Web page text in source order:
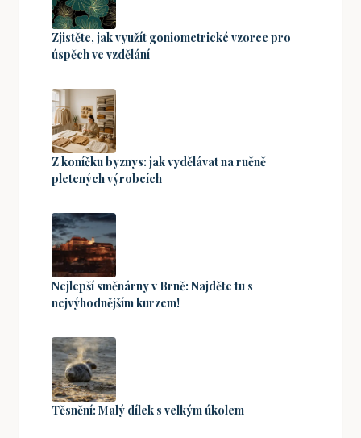
Zjistěte, jak využít goniometrické vzorce pro
úspěch ve vzdělání
Z koníčku byznys: jak vydělávat na ručně
pletených výrobcích
Nejlepší směnárny v Brně: Najděte tu s
nejvýhodnějším kurzem!
Těsnění: Malý dílek s velkým úkolem